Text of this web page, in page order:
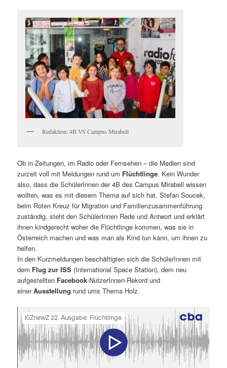
Redaktion: 4B VS Campus Mirabell
Ob in Zeitungen, im Radio oder Fernsehen – die Medien sind
zurzeit voll mit Meldungen rund um Flüchtlinge. Kein Wunder
also, dass die SchülerInnen der 4B des Campus Mirabell wissen
wollten, was es mit diesem Thema auf sich hat. Stefan Soucek,
beim Roten Kreuz für Migration und Familienzusammenführung
zuständig, steht den SchülerInnen Rede und Antwort und erklärt
ihnen kindgerecht woher die Flüchtlinge kommen, was sie in
Österreich machen und was man als Kind tun kann, um ihnen zu
helfen.
In den Kurzmeldungen beschäftigten sich die SchülerInnen mit
dem Flug zur ISS (International Space Station), dem neu
aufgestellten Facebook-NutzerInnen-Rekord und
einerAusstellung rund ums Thema Holz.